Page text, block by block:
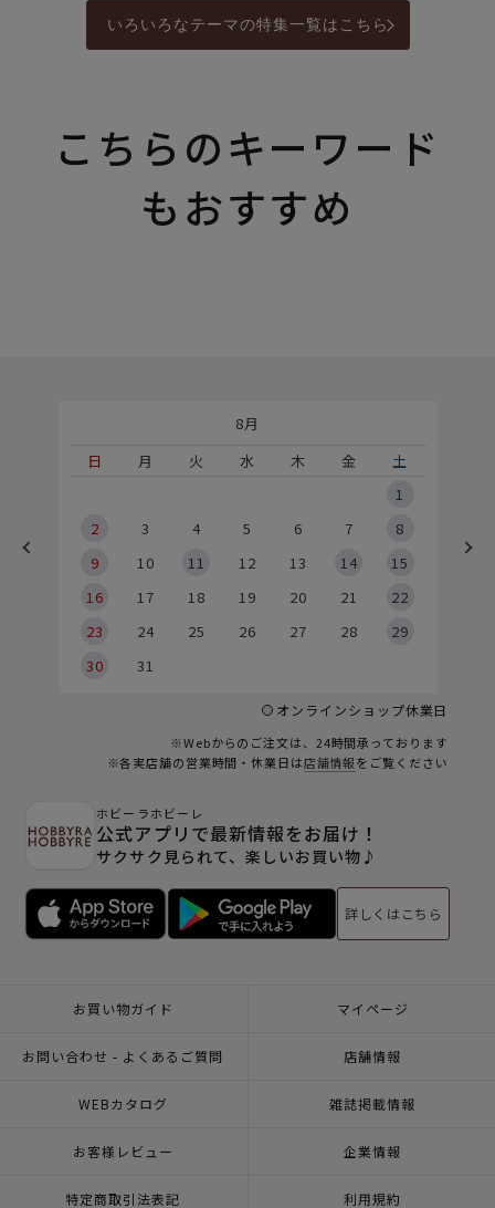
いろいろなテーマの特集一覧はこちら
こちらのキーワード
もおすすめ
8月
日
月 火 水 木 金
土
1
2
3 4 5 6 7
8
9
10 11 12 13 14
15
16
17 18 19 20 21
22
23
24 25 26 27 28
29
30
31
オンラインショップ休業日
※Webからのご注文は、24時間承っております
※各実店舗の営業時間・休業日は店舗情報をご覧ください
ホビーラホビーレ
公式アプリで最新情報をお届け！
サクサク見られて、楽しいお買い物♪
詳しくはこちら
お買い物ガイド マイページ
お問い合わせ - よくあるご質問 店舗情報
WEBカタログ 雑誌掲載情報
お客様レビュー 企業情報
特定商取引法表記 利用規約